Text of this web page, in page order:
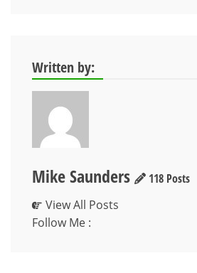
Written by:
Mike Saunders
118 Posts
View All Posts
Follow Me :